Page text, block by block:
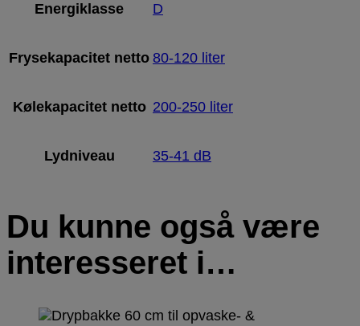
Energiklasse D
Frysekapacitet netto 80-120 liter
Kølekapacitet netto 200-250 liter
Lydniveau 35-41 dB
Du kunne også være
interesseret i…